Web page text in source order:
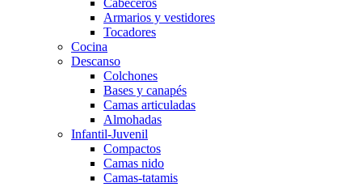
Armarios y vestidores
Tocadores
Cocina
Descanso
Colchones
Bases y canapés
Camas articuladas
Almohadas
Infantil-Juvenil
Compactos
Camas nido
Camas-tatamis